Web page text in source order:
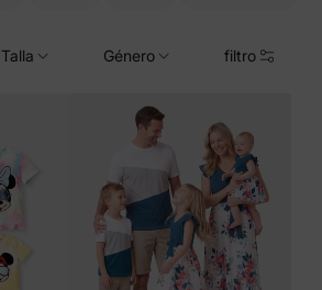
Talla Género filtro